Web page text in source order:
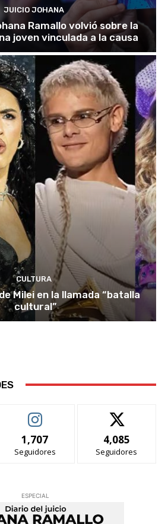
JUICIO JOHANA
Ramallo volvió sobre la
joven vinculada a la causa
CULTURA
Milei en la llamada “batalla
cultural”
1,707
Seguidores
4,085
Seguidores
ESPECIAL